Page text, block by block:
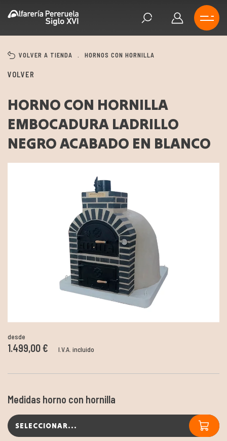
VOLVER A TIENDA . HORNOS CON HORNILLA
VOLVER
HORNO CON HORNILLA
EMBOCADURA LADRILLO
NEGRO ACABADO EN BLANCO
desde
1.499,00 € I.V.A. incluido
Medidas horno con hornilla
SELECCIONAR...